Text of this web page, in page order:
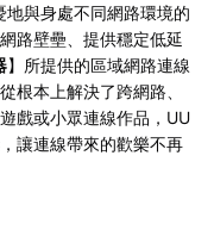
與身處不同網路環境的
路壁壘、提供穩定低延
】所提供的區域網路連線
根本上解決了跨網路、
戲或小眾連線作品，UU
讓連線帶來的歡樂不再